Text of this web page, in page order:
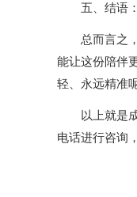
五、结语：
总而言之，
能让这份陪伴
轻、永远精准
以上就是
电话进行咨询